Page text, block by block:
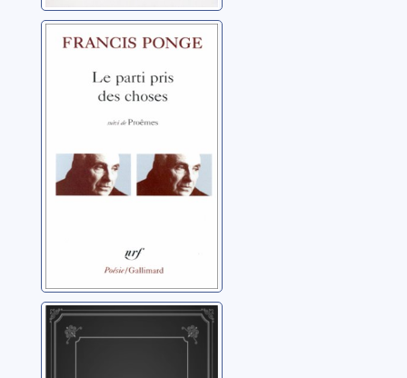
Le parti pris des
de Douze petits
écrits ; et suivi de
Ponge, Francis
Falaise tombée
en digue